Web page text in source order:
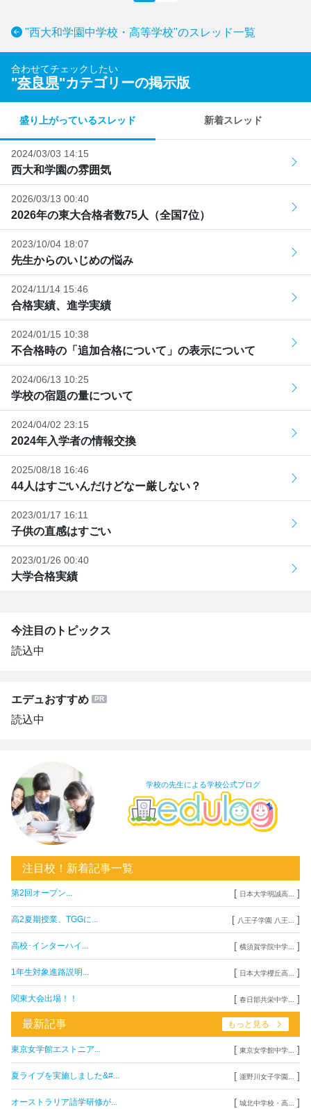
"西大和学園中学校・高等学校"のスレッド一覧
合わせてチェックしたい
"奈良県"カテゴリーの掲示版
盛り上がっているスレッド 新着スレッド
2024/03/03 14:15
西大和学園の雰囲気
2026/03/13 00:40
2026年の東大合格者数75人（全国7位）
2023/10/04 18:07
先生からのいじめの悩み
2024/11/14 15:46
合格実績、進学実績
2024/01/15 10:38
不合格時の「追加合格について」の表示について
2024/06/13 10:25
学校の宿題の量について
2024/04/02 23:15
2024年入学者の情報交換
2025/08/18 16:46
44人はすごいんだけどなー厳しない？
2023/01/17 16:11
子供の直感はすごい
2023/01/26 00:40
大学合格実績
今注目のトピックス
読込中
エデュおすすめ
読込中
学校の先生による学校公式ブログ
注目校！新着記事一覧
第2回オープン... [ 日本大学明誠高... ]
高2夏期授業、TGGに... [ 八王子学園 八王... ]
高校･インターハイ... [ 横須賀学院中学... ]
1年生対象進路説明... [ 日本大学櫻丘高... ]
関東大会出場！！ [ 春日部共栄中学... ]
最新記事 もっと見る
東京女学館エストニア... [ 東京女学館中学... ]
夏ライブを実施しました&#... [ 瀧野川女子学園... ]
オーストラリア語学研修が... [ 城北中学校・高... ]